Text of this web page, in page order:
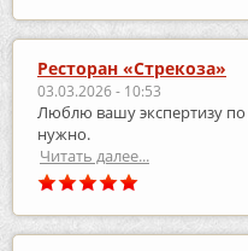
Ресторан «Стрекоза»
03.03.2026 - 10:53
Люблю вашу экспертизу
нужно.
Читать далее...